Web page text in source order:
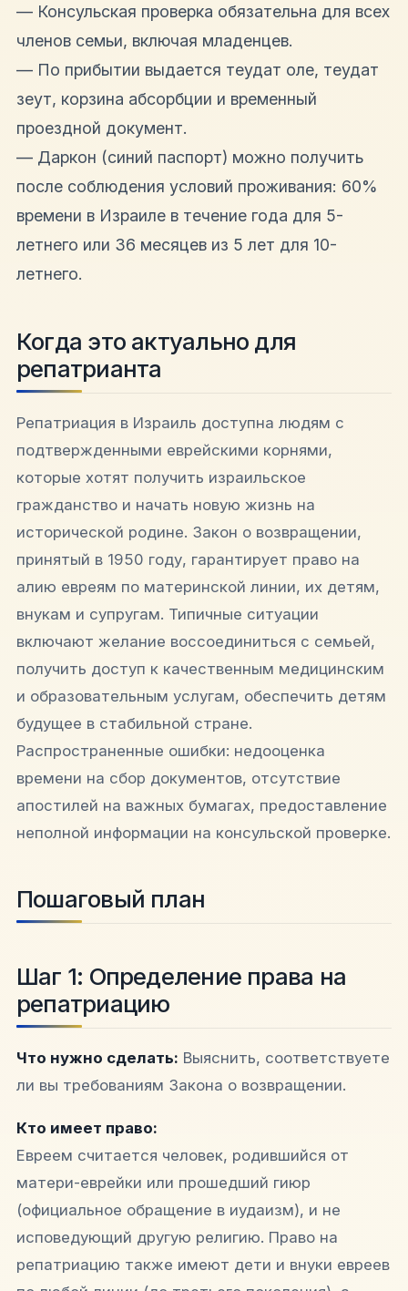
— Консульская проверка обязательна для всех
членов семьи, включая младенцев.
— По прибытии выдается теудат оле, теудат
зеут, корзина абсорбции и временный
проездной документ.
— Даркон (синий паспорт) можно получить
после соблюдения условий проживания: 60%
времени в Израиле в течение года для 5-
летнего или 36 месяцев из 5 лет для 10-
летнего.
Когда это актуально для
репатрианта
Репатриация в Израиль доступна людям с
подтвержденными еврейскими корнями,
которые хотят получить израильское
гражданство и начать новую жизнь на
исторической родине. Закон о возвращении,
принятый в 1950 году, гарантирует право на
алию евреям по материнской линии, их детям,
внукам и супругам. Типичные ситуации
включают желание воссоединиться с семьей,
получить доступ к качественным медицинским
и образовательным услугам, обеспечить детям
будущее в стабильной стране.
Распространенные ошибки: недооценка
времени на сбор документов, отсутствие
апостилей на важных бумагах, предоставление
неполной информации на консульской проверке.
Пошаговый план
Шаг 1: Определение права на
репатриацию
Что нужно сделать: Выяснить, соответствуете
ли вы требованиям Закона о возвращении.
Кто имеет право:
Евреем считается человек, родившийся от
матери-еврейки или прошедший гиюр
(официальное обращение в иудаизм), и не
исповедующий другую религию. Право на
репатриацию также имеют дети и внуки евреев